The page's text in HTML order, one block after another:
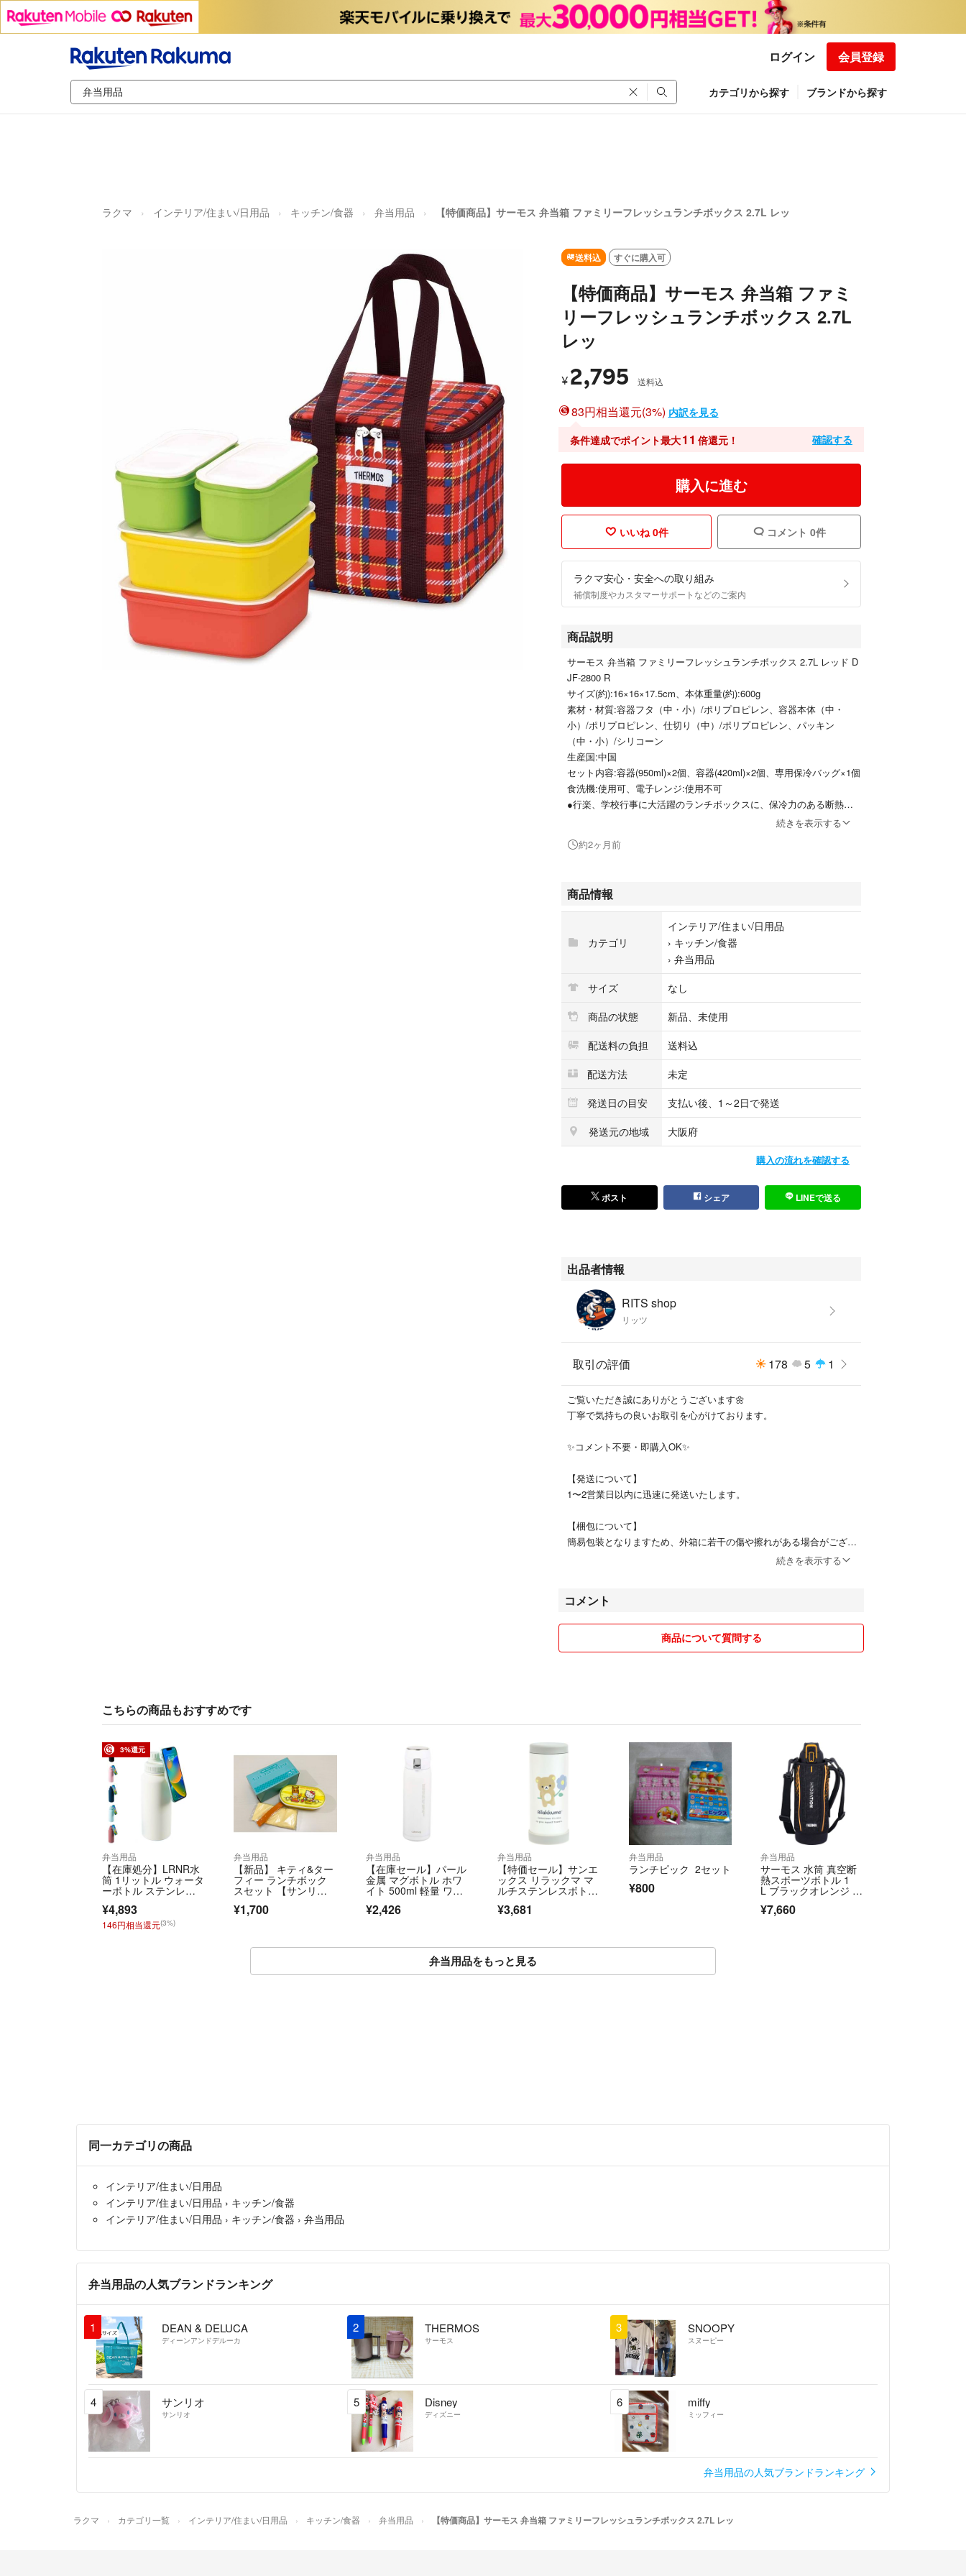
ログイン 会員登録
カテゴリから探す ブランドから探す
ラクマ インテリア/住まい/日用品 キッチン/食器 弁当用品 【特価商品】サーモス 弁当箱 ファミリーフレッシュランチボックス 2.7L レッ
送料込 すぐに購入可
【特価商品】サーモス 弁当箱 ファミ
リーフレッシュランチボックス 2.7L
レッ
¥ 2,795 送料込
83円相当還元(3%) 内訳を見る
条件達成でポイント最大11 倍還元！ 確認する
購入に進む
いいね 0件 コメント 0件
ラクマ安心・安全への取り組み
補償制度やカスタマーサポートなどのご案内
商品説明
サーモス 弁当箱 ファミリーフレッシュランチボックス 2.7L レッド D
JF-2800 R
サイズ(約):16×16×17.5cm、本体重量(約):600g
素材・材質:容器フタ（中・小）/ポリプロピレン、容器本体（中・
小）/ポリプロピレン、仕切り（中）/ポリプロピレン、パッキン
（中・小）/シリコーン
生産国:中国
セット内容:容器(950ml)×2個、容器(420ml)×2個、専用保冷バッグ×1個
食洗機:使用可、電子レンジ:使用不可
●行楽、学校行事に大活躍のランチボックスに、保冷力のある断熱構
●小分けに便利な2サイズの容器
3729B0793GRZZLbc1a
続きを表示する
約2ヶ月前
商品情報
カテゴリ
インテリア/住まい/日用品
› キッチン/食器
› 弁当用品
サイズ
なし
商品の状態
新品、未使用
配送料の負担
送料込
配送方法
未定
発送日の目安
支払い後、1～2日で発送
発送元の地域
大阪府
購入の流れを確認する
ポスト シェア LINEで送る
出品者情報
RITS shop
リッツ
取引の評価 178 5 1
ご覧いただき誠にありがとうございます🌼
丁寧で気持ちの良いお取引を心がけております。
✨コメント不要・即購入OK✨
【発送について】
1〜2営業日以内に迅速に発送いたします。
【梱包について】
簡易包装となりますため、外箱に若干の傷や擦れがある場合がござい
ご購入後のキャンセルや配送先変更は承っておりません。
万が一不備がございましたら、評価前にご連絡ください。誠実に対応
お値引きはご遠慮いただいております。
最後までご覧いただきありがとうございました🌷
ご購入を心よりお待ちしております。
続きを表示する
コメント
商品について質問する
こちらの商品もおすすめです
3%還元
弁当用品
【在庫処分】LRNR水
筒 1リットル ウォータ
ーボトル ステンレ
ス 真空断熱 保
¥4,893
146円相当還元(3%)
弁当用品
【新品】 キティ&ター
フィー ランチボック
スセット 【サンリ
オ】
¥1,700
弁当用品
【在庫セール】パール
金属 マグボトル ホワ
イト 500ml 軽量 ワン
タッチマグ
¥2,426
弁当用品
【特価セール】サンエ
ックス リラックマ マ
ルチステンレスボト
ル KA29501
¥3,681
弁当用品
ランチピック 2セット
¥800
弁当用品
サーモス 水筒 真空断
熱スポーツボトル 1
L ブラックオレンジ 保
冷専用 FHT-1001F BK
OR 【特価商品】 【在
¥7,660
弁当用品をもっと見る
同一カテゴリの商品
インテリア/住まい/日用品
インテリア/住まい/日用品 › キッチン/食器
インテリア/住まい/日用品 › キッチン/食器 › 弁当用品
弁当用品の人気ブランドランキング
1 DEAN & DELUCA
ディーンアンドデルーカ
2 THERMOS
サーモス
3 SNOOPY
スヌーピー
4 サンリオ
サンリオ
5 Disney
ディズニー
6 miffy
ミッフィー
弁当用品の人気ブランドランキング
ラクマ カテゴリ一覧 インテリア/住まい/日用品 キッチン/食器 弁当用品 【特価商品】サーモス 弁当箱 ファミリーフレッシュランチボックス 2.7L レッ